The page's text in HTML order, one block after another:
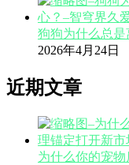
狗狗为什么总是
2026年4月24日
近期文章
为什么你的宠